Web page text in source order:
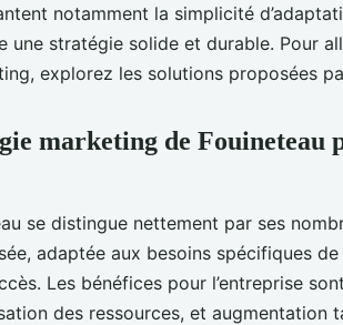
notamment la simplicité
une stratégie solide et durable. Pour
explorez les solutions proposées
marketing de Fouineteau
se distingue nettement par ses
adaptée aux besoins spécifiques
Les bénéfices pour l’entreprise
des ressources, et augmentation